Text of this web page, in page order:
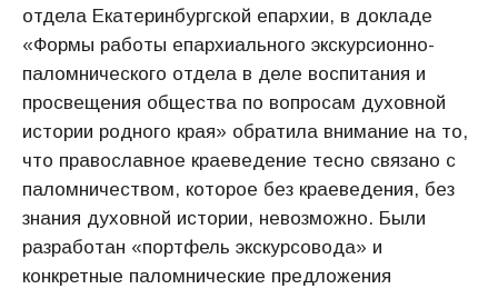
отдела Екатеринбургской епархии, в докладе
«Формы работы епархиального экскурсионно-
паломнического отдела в деле воспитания и
просвещения общества по вопросам духовной
истории родного края» обратила внимание на то,
что православное краеведение тесно связано с
паломничеством, которое без краеведения, без
знания духовной истории, невозможно. Были
разработан «портфель экскурсовода» и
конкретные паломнические предложения